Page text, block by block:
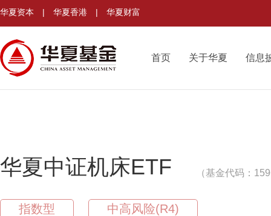
华夏资本 | 华夏香港 | 华夏财富
首页 关于华夏 信息
华夏中证机床ETF （基金代码：
指数型 中高风险(R4)